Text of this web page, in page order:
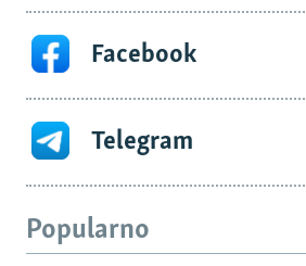
Facebook
Telegram
Popularno